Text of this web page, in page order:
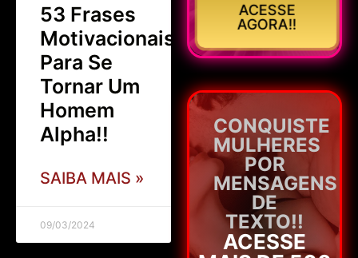
53 Frases
Motivacionais
Para Se
Tornar Um
Homem
Alpha!!
SAIBA MAIS »
09/03/2024
ACESSE
AGORA!!
CONQUISTE
MULHERES
POR
MENSAGENS
DE
TEXTO!!
ACESSE